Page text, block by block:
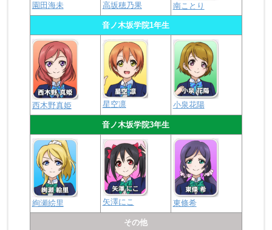
園田海未 高坂穂乃果 南ことり
音ノ木坂学院1年生
西木野真姫 星空凛 小泉花陽
音ノ木坂学院3年生
絢瀬絵里 矢澤にこ 東條希
その他